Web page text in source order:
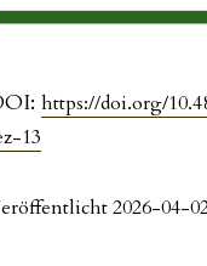
https://doi.org/
13
2026-04-